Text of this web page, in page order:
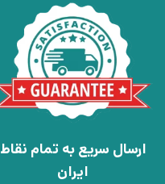
ارسال سریع به تمام نقاط
ایران